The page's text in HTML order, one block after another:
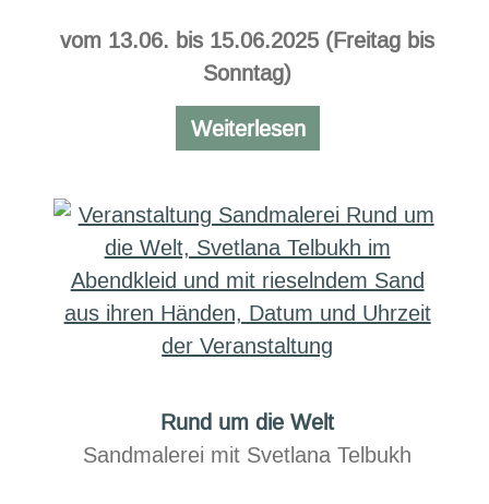
vom 13.06. bis 15.06.2025 (Freitag bis
Sonntag)
Weiterlesen
am
Rund um die Welt
Sandmalerei mit Svetlana Telbukh